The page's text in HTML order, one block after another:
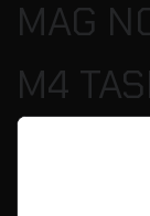
MAG
M4